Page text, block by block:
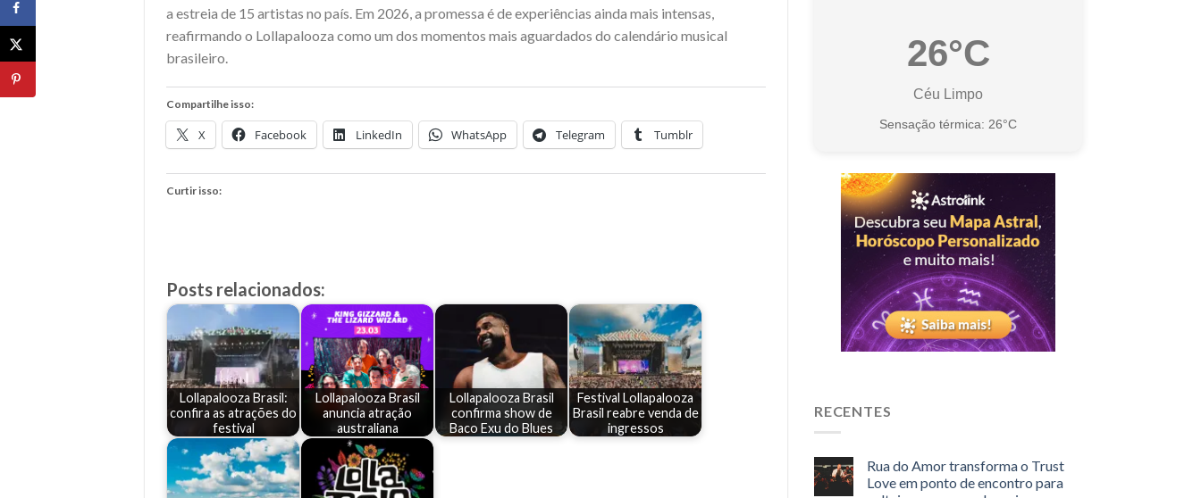
a estreia de 15 artistas no país. Em 2026, a promessa é de experiências ainda mais intensas,
reafirmando o Lollapalooza como um dos momentos mais aguardados do calendário musical
brasileiro.
Compartilhe isso:
X Facebook LinkedIn WhatsApp Telegram Tumblr
Curtir isso:
Posts relacionados:
Lollapalooza Brasil:
confira as atrações do
festival
Lollapalooza Brasil
anuncia atração
australiana
Lollapalooza Brasil
confirma show de
Baco Exu do Blues
Festival Lollapalooza
Brasil reabre venda de
ingressos
26°C
Céu Limpo
Sensação térmica: 26°C
RECENTES
Rua do Amor transforma o Trust
Love em ponto de encontro para